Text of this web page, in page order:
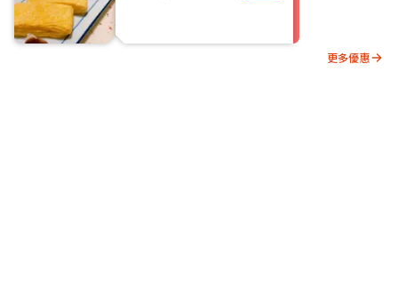
更多優惠